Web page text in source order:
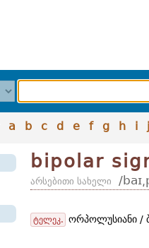
a b c d e f g h i j
bipolar
არსებითი სახელი /
ტელეკ. ორპოლუსიანი /